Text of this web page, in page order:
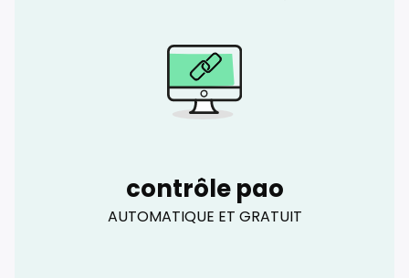
contrôle pao
AUTOMATIQUE ET GRATUIT